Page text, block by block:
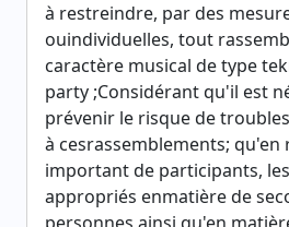
à restreindre, par des
ouindividuelles, tout
caractère musical de type
party ;Considérant qu'il est
prévenir le risque de
à cesrassemblements;
important de participants,
appropriés enmatière de